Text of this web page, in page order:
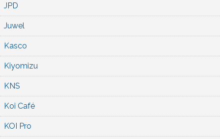
JPD
Juwel
Kasco
Kiyomizu
KNS
Koi Café
KOI Pro